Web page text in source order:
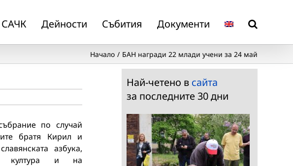
САЧК Дейности Събития Документи
Начало БАН награди 22 млади учени за 24 май
по случай
братя Кирил и
азбука,
култура и на
Най-четено в сайта
за последните 30 дни